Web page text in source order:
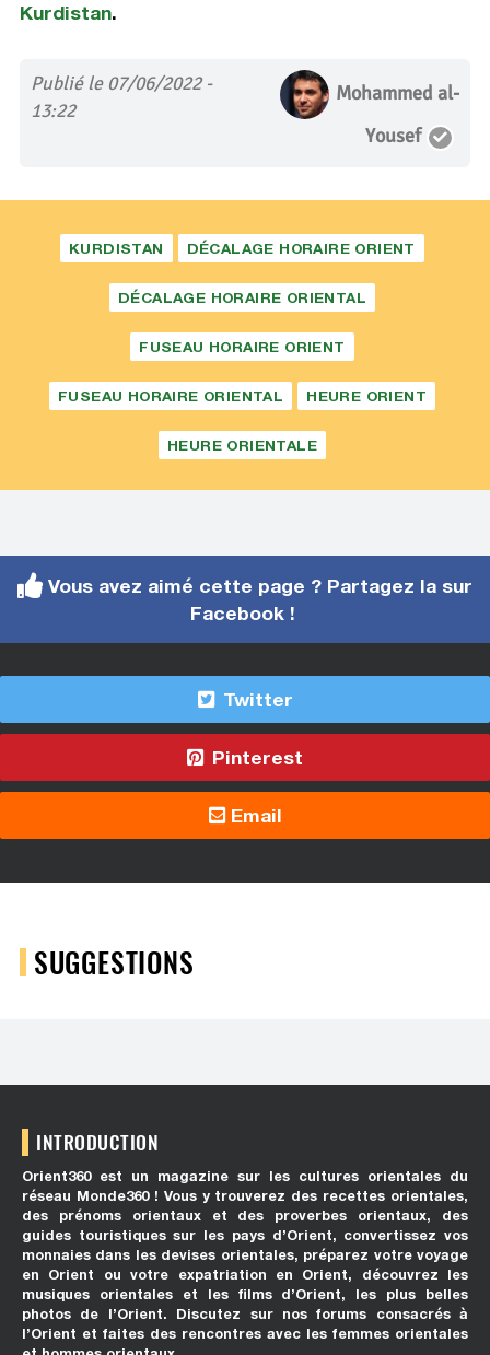
Kurdistan.
Publié le 07/06/2022 -
13:22
Mohammed al-
Yousef
KURDISTAN DÉCALAGE HORAIRE ORIENT
DÉCALAGE HORAIRE ORIENTAL
FUSEAU HORAIRE ORIENT
FUSEAU HORAIRE ORIENTAL HEURE ORIENT
HEURE ORIENTALE
Vous avez aimé cette page ? Partagez la sur
Facebook !
Twitter
Pinterest
Email
SUGGESTIONS
INTRODUCTION
Orient360 est un magazine sur les cultures orientales du
réseau Monde360 ! Vous y trouverez des recettes orientales,
des prénoms orientaux et des proverbes orientaux, des
guides touristiques sur les pays d’Orient, convertissez vos
monnaies dans les devises orientales, préparez votre voyage
en Orient ou votre expatriation en Orient, découvrez les
musiques orientales et les films d’Orient, les plus belles
photos de l’Orient. Discutez sur nos forums consacrés à
l’Orient et faites des rencontres avec les femmes orientales